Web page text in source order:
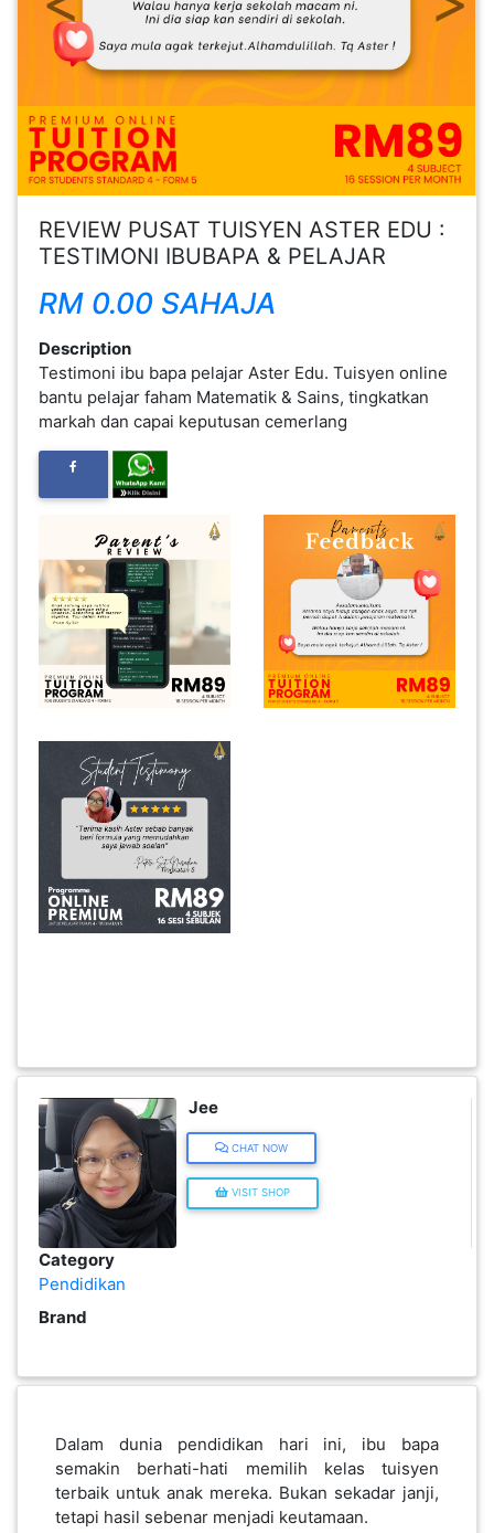
REVIEW PUSAT TUISYEN ASTER EDU :
TESTIMONI IBUBAPA & PELAJAR
RM 0.00 SAHAJA
Description
Testimoni ibu bapa pelajar Aster Edu. Tuisyen online
bantu pelajar faham Matematik & Sains, tingkatkan
markah dan capai keputusan cemerlang
Jee
CHAT NOW
VISIT SHOP
Category
Pendidikan
Brand
Dalam dunia pendidikan hari ini, ibu bapa
semakin berhati-hati memilih kelas tuisyen
terbaik untuk anak mereka. Bukan sekadar janji,
tetapi hasil sebenar menjadi keutamaan.
FESYEN
WANITA(0)
KECANTIKAN(7)
LELAKI(0)
MINYAK
PENDIDIKAN(19)
DERMA
DAN
TUDUNG(0)
ARTIKEL(14)
PRODUK
DIGITAL(29)
MAKANAN(25)
ELEKTRONIK(5)
SUKAN/HOBI(2)
PERCUTIAN
PELANCONGAN(1)
&
PERIBADI(4)
PEKERJAAN(0)